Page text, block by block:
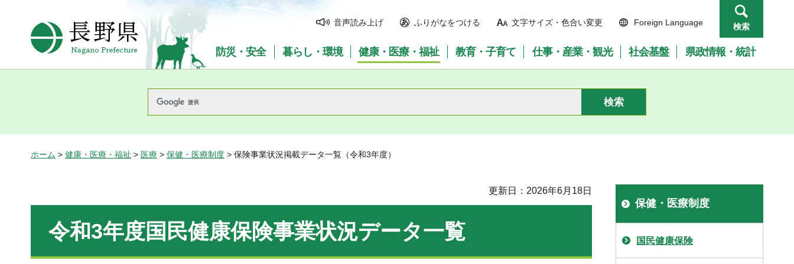
長野県Nagano Prefecture
音声読み上げ ふりがなをつける 文字サイズ・色合い変更 Foreign Language 検索
防災・安全 暮らし・環境 健康・医療・福祉 教育・子育て 仕事・産業・観光 社会基盤 県政情報・統計
ホーム > 健康・医療・福祉 > 医療 > 保健・医療制度 > 保険事業状況掲載データ一覧（令和3年度）
更新日：2026年6月18日
令和3年度国民健康保険事業状況データ一覧
保健・医療制度
国民健康保険